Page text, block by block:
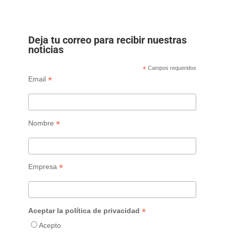
Deja tu correo para recibir nuestras
noticias
* Campos requeridos
Email *
Nombre *
Empresa *
Aceptar la política de privacidad *
Acepto